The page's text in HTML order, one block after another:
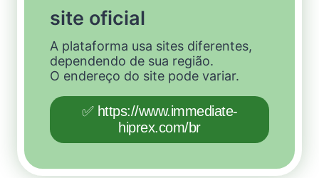
site oficial
A plataforma usa sites diferentes,
dependendo de sua região.
O endereço do site pode variar.
✅ https://www.immediate-
hiprex.com/br